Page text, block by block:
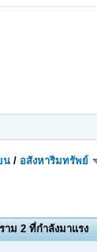
น / อสังหาริมทรัพย์
าม 2 ที่กำลังมาแรง